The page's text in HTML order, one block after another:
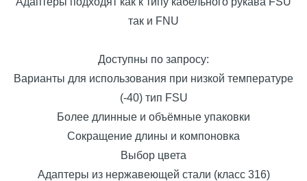
так и FNU
Доступны по запросу:
Варианты для использования при низкой температуре
(-40) тип FSU
Более длинные и объёмные упаковки
Сокращение длины и компоновка
Выбор цвета
Адаптеры из нержавеющей стали (класс 316)